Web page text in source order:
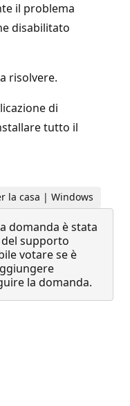
il problema
disabilitato
risolvere.
di
tutto il
la casa | Windows
domanda è stata
supporto
votare se è
la domanda.